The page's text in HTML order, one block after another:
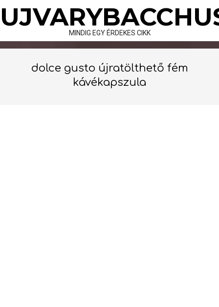
to
MINDIG EGY ÉRDEKES CIKK
dolce gusto újratölthető fém
kávékapszula